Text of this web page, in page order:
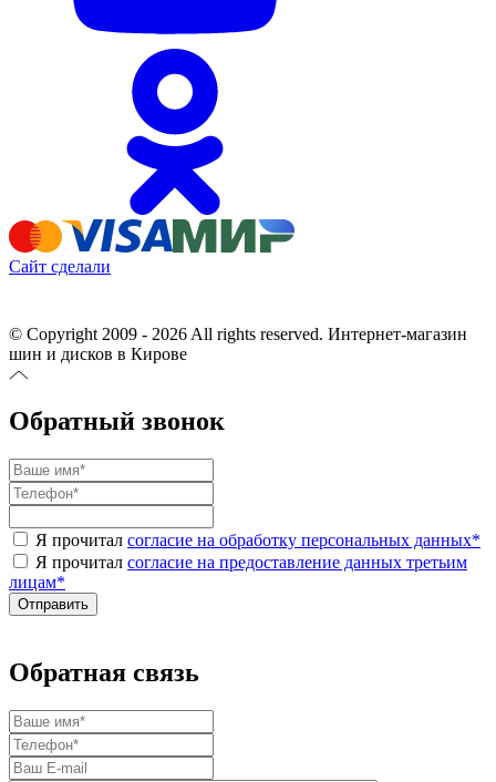
Сайт сделали
© Copyright 2009 - 2026 All rights reserved. Интернет-магазин
шин и дисков в Кирове
Обратный звонок
Я прочитал согласие на обработку персональных данных*
Я прочитал согласие на предоставление данных третьим
лицам*
Обратная связь